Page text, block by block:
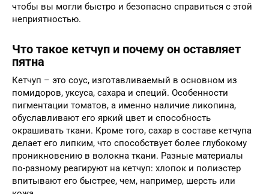
чтобы вы могли быстро и безопасно справиться с этой
неприятностью.
Что такое кетчуп и почему он оставляет
пятна
Кетчуп – это соус, изготавливаемый в основном из
помидоров, уксуса, сахара и специй. Особенности
пигментации томатов, а именно наличие ликопина,
обуславливают его яркий цвет и способность
окрашивать ткани. Кроме того, сахар в составе кетчупа
делает его липким, что способствует более глубокому
проникновению в волокна ткани. Разные материалы
по-разному реагируют на кетчуп: хлопок и полиэстер
впитывают его быстрее, чем, например, шерсть или